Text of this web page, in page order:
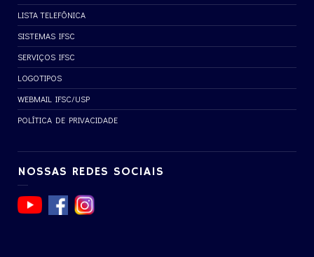
LISTA TELEFÔNICA
SISTEMAS IFSC
SERVIÇOS IFSC
LOGOTIPOS
WEBMAIL IFSC/USP
POLÍTICA DE PRIVACIDADE
NOSSAS REDES SOCIAIS